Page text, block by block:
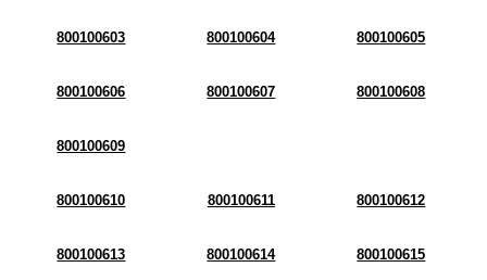
800100603 800100604 800100605
800100606 800100607 800100608
800100609
800100610 800100611 800100612
800100613 800100614 800100615